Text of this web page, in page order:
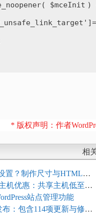
$mceInit )
* 版权声明：作者
相
置？制作尺寸与HTML添
机优惠：共享主机低至
同步折扣站点管理功能
布：包含114项更新与修